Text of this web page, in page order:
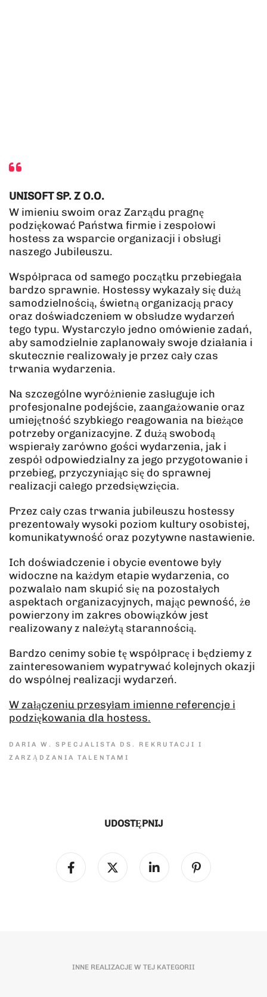
UNISOFT SP. Z O.O.
W imieniu swoim oraz Zarządu pragnę
podziękować Państwa firmie i zespołowi
hostess za wsparcie organizacji i obsługi
naszego Jubileuszu.
Współpraca od samego początku przebiegała
bardzo sprawnie. Hostessy wykazały się dużą
samodzielnością, świetną organizacją pracy
oraz doświadczeniem w obsłudze wydarzeń
tego typu. Wystarczyło jedno omówienie zadań,
aby samodzielnie zaplanowały swoje działania i
skutecznie realizowały je przez cały czas
trwania wydarzenia.
Na szczególne wyróżnienie zasługuje ich
profesjonalne podejście, zaangażowanie oraz
umiejętność szybkiego reagowania na bieżące
potrzeby organizacyjne. Z dużą swobodą
wspierały zarówno gości wydarzenia, jak i
zespół odpowiedzialny za jego przygotowanie i
przebieg, przyczyniając się do sprawnej
realizacji całego przedsięwzięcia.
Przez cały czas trwania jubileuszu hostessy
prezentowały wysoki poziom kultury osobistej,
komunikatywność oraz pozytywne nastawienie.
Ich doświadczenie i obycie eventowe były
widoczne na każdym etapie wydarzenia, co
pozwalało nam skupić się na pozostałych
aspektach organizacyjnych, mając pewność, że
powierzony im zakres obowiązków jest
realizowany z należytą starannością.
Bardzo cenimy sobie tę współpracę i będziemy z
zainteresowaniem wypatrywać kolejnych okazji
do wspólnej realizacji wydarzeń.
W załączeniu przesyłam imienne referencje i
podziękowania dla hostess.
DARIA W. SPECJALISTA DS. REKRUTACJI I
ZARZĄDZANIA TALENTAMI
UDOSTĘPNIJ
INNE REALIZACJE W TEJ KATEGORII